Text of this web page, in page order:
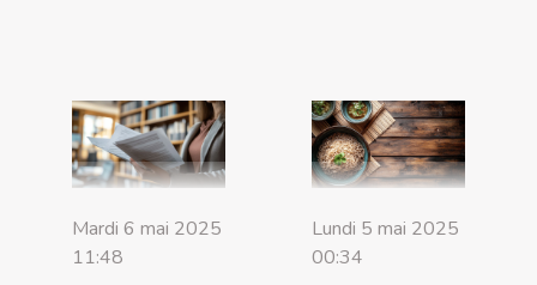
Mardi 6 mai 2025
11:48
Lundi 5 mai 2025
00:34